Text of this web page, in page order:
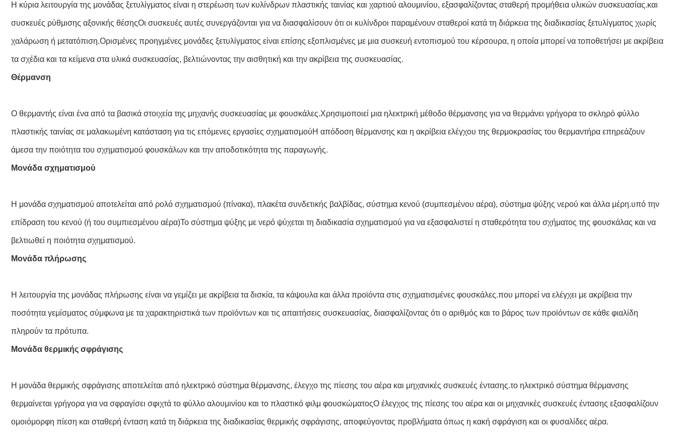
Η κύρια λειτουργία της μονάδας ξετυλίγματος είναι η στερέωση των κυλίνδρων πλαστικής ταινίας και χαρτιού αλουμινίου, εξασφαλίζοντας σταθερή προμήθεια υλικών συσκευασίας.και
συσκευές ρύθμισης αξονικής θέσηςΟι συσκευές αυτές συνεργάζονται για να διασφαλίσουν ότι οι κυλίνδροι παραμένουν σταθεροί κατά τη διάρκεια της διαδικασίας ξετυλίγματος χωρίς
χαλάρωση ή μετατόπιση.Ορισμένες προηγμένες μονάδες ξετυλίγματος είναι επίσης εξοπλισμένες με μια συσκευή εντοπισμού του κέρσουρα, η οποία μπορεί να τοποθετήσει με ακρίβεια
τα σχέδια και τα κείμενα στα υλικά συσκευασίας, βελτιώνοντας την αισθητική και την ακρίβεια της συσκευασίας.
Θέρμανση
Ο θερμαντής είναι ένα από τα βασικά στοιχεία της μηχανής συσκευασίας με φουσκάλες.Χρησιμοποιεί μια ηλεκτρική μέθοδο θέρμανσης για να θερμάνει γρήγορα το σκληρό φύλλο
πλαστικής ταινίας σε μαλακωμένη κατάσταση για τις επόμενες εργασίες σχηματισμούΗ απόδοση θέρμανσης και η ακρίβεια ελέγχου της θερμοκρασίας του θερμαντήρα επηρεάζουν
άμεσα την ποιότητα του σχηματισμού φουσκάλων και την αποδοτικότητα της παραγωγής.
Μονάδα σχηματισμού
Η μονάδα σχηματισμού αποτελείται από ρολό σχηματισμού (πίνακα), πλακέτα συνδετικής βαλβίδας, σύστημα κενού (συμπεσμένου αέρα), σύστημα ψύξης νερού και άλλα μέρη.υπό την
επίδραση του κενού (ή του συμπιεσμένου αέρα)Το σύστημα ψύξης με νερό ψύχεται τη διαδικασία σχηματισμού για να εξασφαλιστεί η σταθερότητα του σχήματος της φουσκάλας και να
βελτιωθεί η ποιότητα σχηματισμού.
Μονάδα πλήρωσης
Η λειτουργία της μονάδας πλήρωσης είναι να γεμίζει με ακρίβεια τα δισκία, τα κάψουλα και άλλα προϊόντα στις σχηματισμένες φουσκάλες.που μπορεί να ελέγχει με ακρίβεια την
ποσότητα γεμίσματος σύμφωνα με τα χαρακτηριστικά των προϊόντων και τις απαιτήσεις συσκευασίας, διασφαλίζοντας ότι ο αριθμός και το βάρος των προϊόντων σε κάθε φιαλίδη
πληρούν τα πρότυπα.
Μονάδα θερμικής σφράγισης
Η μονάδα θερμικής σφράγισης αποτελείται από ηλεκτρικό σύστημα θέρμανσης, έλεγχο της πίεσης του αέρα και μηχανικές συσκευές έντασης.το ηλεκτρικό σύστημα θέρμανσης
θερμαίνεται γρήγορα για να σφραγίσει σφιχτά το φύλλο αλουμινίου και το πλαστικό φιλμ φουσκώματοςΟ έλεγχος της πίεσης του αέρα και οι μηχανικές συσκευές έντασης εξασφαλίζουν
ομοιόμορφη πίεση και σταθερή ένταση κατά τη διάρκεια της διαδικασίας θερμικής σφράγισης, αποφεύγοντας προβλήματα όπως η κακή σφράγιση και οι φυσαλίδες αέρα.